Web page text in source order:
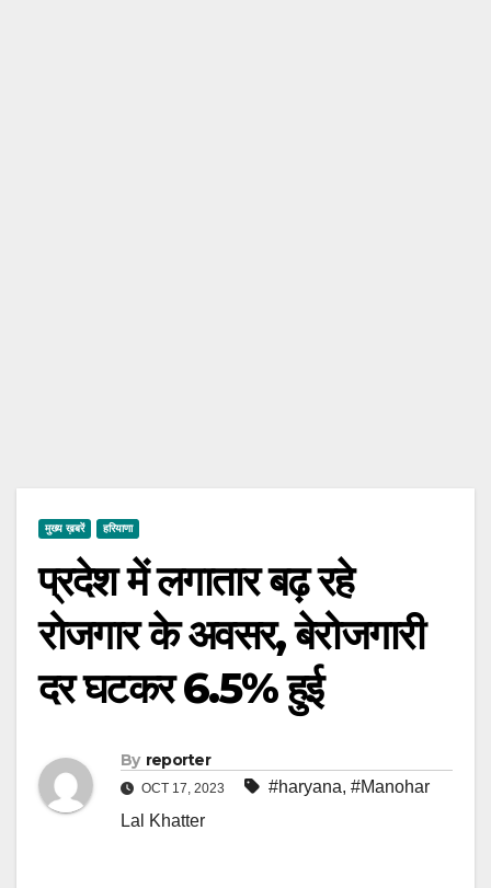
मुख्य ख़बरें हरियाणा
प्रदेश में लगातार बढ़ रहे
रोजगार के अवसर, बेरोजगारी
दर घटकर 6.5% हुई
By reporter
OCT 17, 2023 #haryana, #Manohar
Lal Khatter